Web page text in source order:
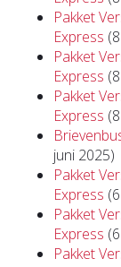
Pakket
Express
Pakket
Express
Pakket
Express
juni 2025)
Pakket
Express
Pakket
Express
Pakket